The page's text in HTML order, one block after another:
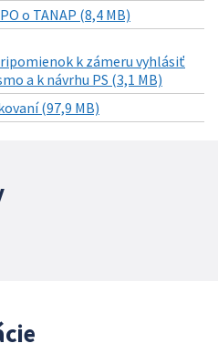
o TANAP (8,4 MB)
k zámeru vyhlásiť
a k návrhu PS (3,1 MB)
(97,9 MB)